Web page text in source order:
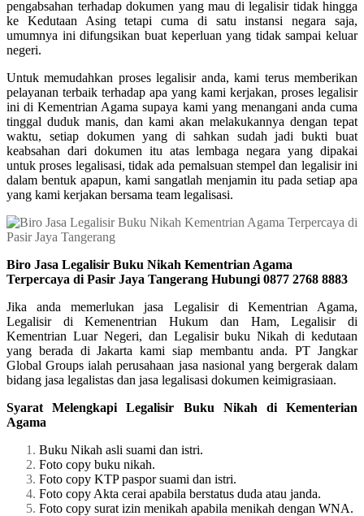
pengabsahan terhadap dokumen yang mau di legalisir tidak hingga
ke Kedutaan Asing tetapi cuma di satu instansi negara saja,
umumnya ini difungsikan buat keperluan yang tidak sampai keluar
negeri.
Untuk memudahkan proses legalisir anda, kami terus memberikan
pelayanan terbaik terhadap apa yang kami kerjakan, proses legalisir
ini di Kementrian Agama supaya kami yang menangani anda cuma
tinggal duduk manis, dan kami akan melakukannya dengan tepat
waktu, setiap dokumen yang di sahkan sudah jadi bukti buat
keabsahan dari dokumen itu atas lembaga negara yang dipakai
untuk proses legalisasi, tidak ada pemalsuan stempel dan legalisir ini
dalam bentuk apapun, kami sangatlah menjamin itu pada setiap apa
yang kami kerjakan bersama team legalisasi.
Biro Jasa Legalisir Buku Nikah Kementrian Agama
Terpercaya di Pasir Jaya Tangerang Hubungi 0877 2768 8883
Jika anda memerlukan jasa Legalisir di Kementrian Agama,
Legalisir di Kemenentrian Hukum dan Ham, Legalisir di
Kementrian Luar Negeri, dan Legalisir buku Nikah di kedutaan
yang berada di Jakarta kami siap membantu anda. PT Jangkar
Global Groups ialah perusahaan jasa nasional yang bergerak dalam
bidang jasa legalistas dan jasa legalisasi dokumen keimigrasiaan.
Syarat Melengkapi Legalisir Buku Nikah di Kementerian
Agama
Buku Nikah asli suami dan istri.
Foto copy buku nikah.
Foto copy KTP paspor suami dan istri.
Foto copy Akta cerai apabila berstatus duda atau janda.
Foto copy surat izin menikah apabila menikah dengan WNA.